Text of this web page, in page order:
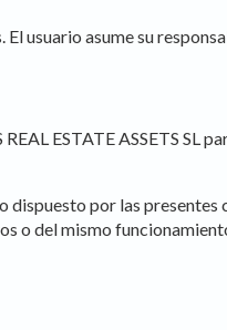
usuario asume su
ESTATE ASSETS SL
por las presentes
o del mismo